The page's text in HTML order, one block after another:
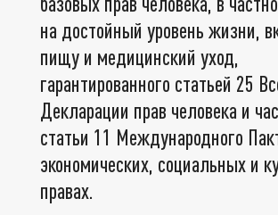
на достойный уровень жизни,
пищу и медицинский уход,
гарантированного статьей 25
Декларации прав человека и
статьи 11 Международного
экономических, социальных и
правах.